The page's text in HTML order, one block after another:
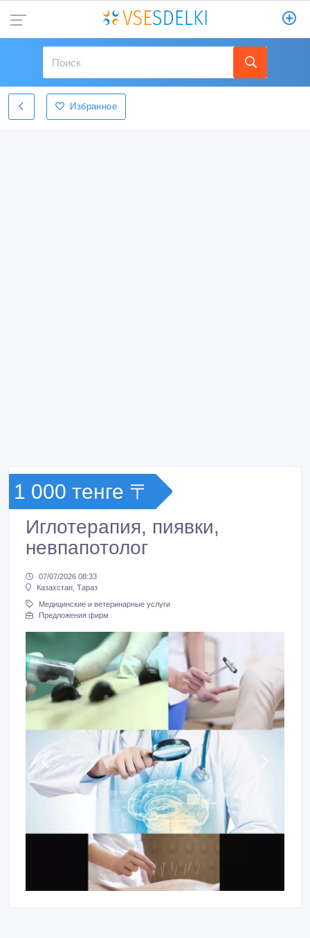
Избранное
1 000 тенге 〒
Иглотерапия, пиявки,
невпапотолог
07/07/2026 08:33
Казахстан, Тараз
Медицинские и ветеринарные услуги
Предложения фирм